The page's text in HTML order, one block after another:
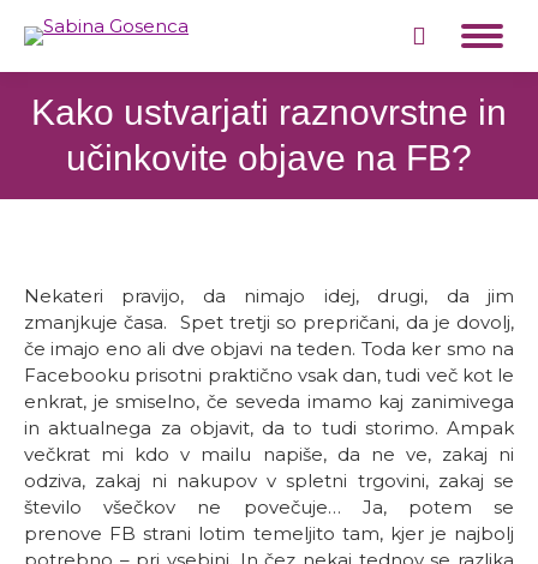
Search:
Kako ustvarjati raznovrstne in
učinkovite objave na FB?
Nekateri pravijo, da nimajo idej, drugi, da jim
zmanjkuje časa. Spet tretji so prepričani, da je dovolj,
če imajo eno ali dve objavi na teden. Toda ker smo na
Facebooku prisotni praktično vsak dan, tudi več kot le
enkrat, je smiselno, če seveda imamo kaj zanimivega
in aktualnega za objavit, da to tudi storimo. Ampak
večkrat mi kdo v mailu napiše, da ne ve, zakaj ni
odziva, zakaj ni nakupov v spletni trgovini, zakaj se
število všečkov ne povečuje… Ja, potem se
prenove FB strani lotim temeljito tam, kjer je najbolj